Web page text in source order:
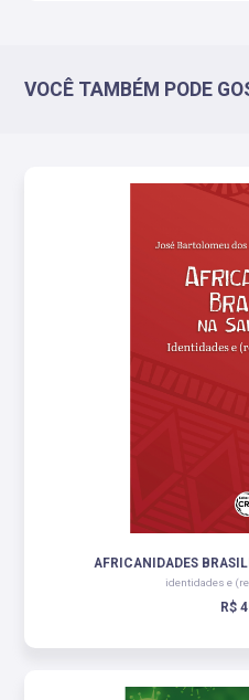
VOCÊ TAMBÉM PODE
AFRICANIDADES
identidades e
R$